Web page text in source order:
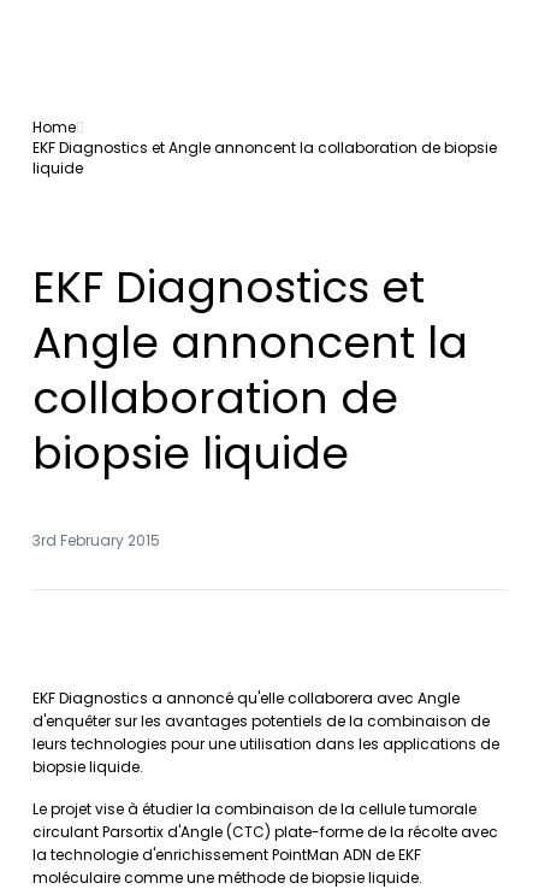
Home
EKF Diagnostics et Angle annoncent la collaboration de biopsie
liquide
EKF Diagnostics et
Angle annoncent la
collaboration de
biopsie liquide
3rd February 2015
EKF Diagnostics a annoncé qu'elle collaborera avec Angle
d'enquêter sur les avantages potentiels de la combinaison de
leurs technologies pour une utilisation dans les applications de
biopsie liquide.
Le projet vise à étudier la combinaison de la cellule tumorale
circulant Parsortix d'Angle (CTC) plate-forme de la récolte avec
la technologie d'enrichissement PointMan ADN de EKF
moléculaire comme une méthode de biopsie liquide.